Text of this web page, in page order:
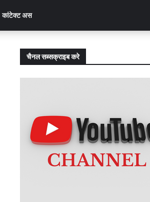
कांटेक्ट अस
चैनल सब्सक्राइब करे